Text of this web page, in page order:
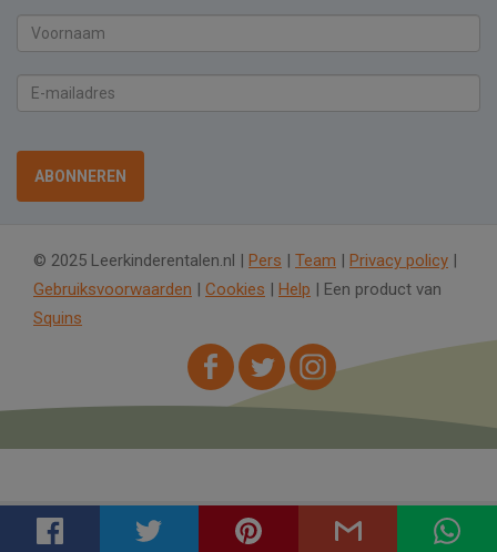
Voornaam
mailadres
ABONNEREN
© 2025 Leerkinderentalen.nl | Pers | Team | Privacy policy |
Gebruiksvoorwaarden | Cookies | Help | Een product van
Squins